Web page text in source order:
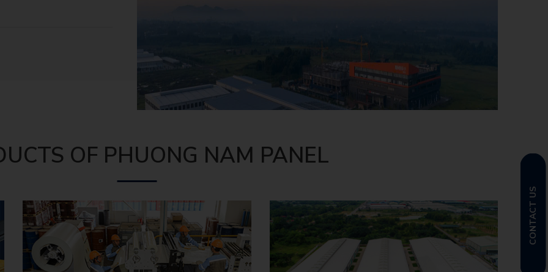
OF PHUONG NAM PANEL
CONTACT US